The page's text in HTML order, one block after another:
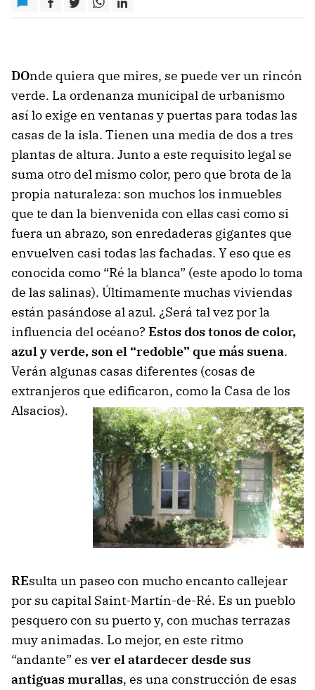
DOnde quiera que mires, se puede ver un rincón
verde. La ordenanza municipal de urbanismo
así lo exige en ventanas y puertas para todas las
casas de la isla. Tienen una media de dos a tres
plantas de altura. Junto a este requisito legal se
suma otro del mismo color, pero que brota de la
propia naturaleza: son muchos los inmuebles
que te dan la bienvenida con ellas casi como si
fuera un abrazo, son enredaderas gigantes que
envuelven casi todas las fachadas. Y eso que es
conocida como “Ré la blanca” (este apodo lo toma
de las salinas). Últimamente muchas viviendas
están pasándose al azul. ¿Será tal vez por la
influencia del océano? Estos dos tonos de color,
azul y verde, son el “redoble” que más suena.
Verán algunas casas diferentes (cosas de
extranjeros que edificaron, como la Casa de los
Alsacios).
REsulta un paseo con mucho encanto callejear
por su capital Saint-Martín-de-Ré. Es un pueblo
pesquero con su puerto y, con muchas terrazas
muy animadas. Lo mejor, en este ritmo
“andante” es ver el atardecer desde sus
antiguas murallas, es una construcción de esas